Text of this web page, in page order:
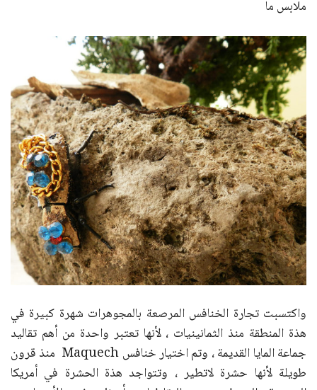
ملابس ما
واكتسبت تجارة الخنافس المرصعة بالمجوهرات شهرة كبيرة في
هذة المنطقة منذ الثمانينيات ، لأنها تعتبر واحدة من أهم تقاليد
جماعة المايا القديمة ، وتم اختيار خنافس Maquech منذ قرون
طويلة لأنها حشرة لاتطير ، وتتواجد هذة الحشرة في أمريكا